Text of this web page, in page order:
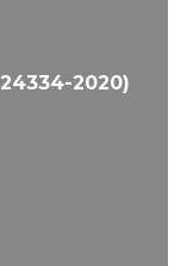
2020)